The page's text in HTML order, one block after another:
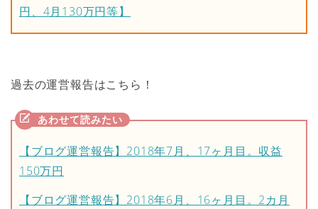
円、4月130万円等】
過去の運営報告はこちら！
【ブログ運営報告】2018年7月、17ヶ月目。収益
150万円
【ブログ運営報告】2018年6月、16ヶ月目。2カ月